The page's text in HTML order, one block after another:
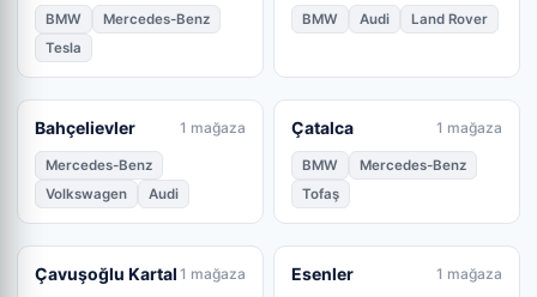
BMW
Mercedes-Benz
Tesla
BMW Audi Land Rover
Bahçelievler 1 mağaza
Mercedes-Benz
Volkswagen
Audi
Çatalca 1 mağaza
BMW
Mercedes-Benz
Tofaş
Çavuşoğlu Kartal 1 mağaza Esenler 1 mağaza